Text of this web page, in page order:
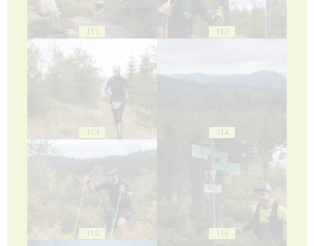
111 112
113 114
115 116